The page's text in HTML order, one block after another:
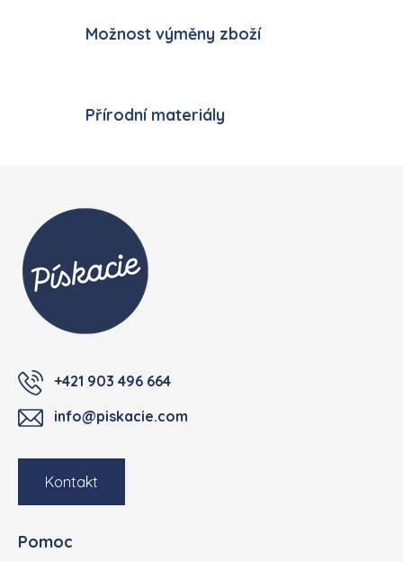
Možnost výměny zboží
Přírodní materiály
+421 903 496 664
info@piskacie.com
Kontakt
Pomoc